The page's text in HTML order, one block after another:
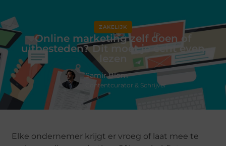
ZAKELIJK
Online marketing zelf doen of
uitbesteden? Dit moet je écht even
Samir Blom
Contentcurator & Schrijver
Elke ondernemer krijgt er vroeg of laat mee te